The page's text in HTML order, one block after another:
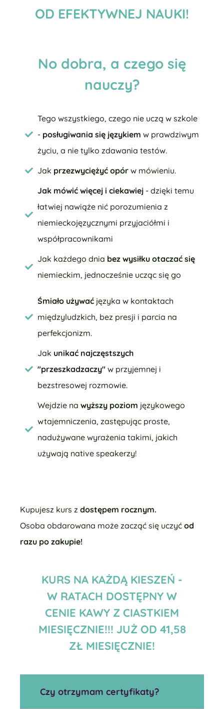
OD EFEKTYWNEJ NAUKI!
No dobra, a czego się
nauczy?
Tego wszystkiego, czego nie uczą w szkole
- posługiwania się językiem w prawdziwym
życiu, a nie tylko zdawania testów.
Jak przezwyciężyć opór w mówieniu.
Jak mówić więcej i ciekawiej - dzięki temu
łatwiej nawiąże nić porozumienia z
niemieckojęzycznymi przyjaciółmi i
współpracownikami
Jak każdego dnia bez wysiłku otaczać się
niemieckim, jednocześnie ucząc się go
Śmiało używać języka w kontaktach
międzyludzkich, bez presji i parcia na
perfekcjonizm.
Jak unikać najczęstszych
"przeszkadzaczy" w przyjemnej i
bezstresowej rozmowie.
Wejdzie na wyższy poziom językowego
wtajemniczenia, zastępując proste,
nadużywane wyrażenia takimi, jakich
używają native speakerzy!
Kupujesz kurs z dostępem rocznym.
Osoba obdarowana może zacząć się uczyć od
razu po zakupie!
KURS NA KAŻDĄ KIESZEŃ -
W RATACH DOSTĘPNY W
CENIE KAWY Z CIASTKIEM
MIESIĘCZNIE!!! JUŻ OD 41,58
ZŁ MIESIĘCZNIE!
Czy otrzymam certyfikaty?